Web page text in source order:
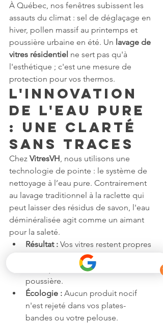
À Québec, nos fenêtres subissent les
assauts du climat : sel de déglaçage en
hiver, pollen massif au printemps et
poussière urbaine en été. Un lavage de
vitres résidentiel ne sert pas qu'à
l'esthétique ; c'est une mesure de
protection pour vos thermos.
L'innovation
de l'eau pure
: Une clarté
sans traces
Chez VitresVH, nous utilisons une
technologie de pointe : le système de
nettoyage à l’eau pure. Contrairement
au lavage traditionnel à la raclette qui
peut laisser des résidus de savon, l'eau
déminéralisée agit comme un aimant
pour la saleté.
Résultat : Vos vitres restent propres
plus longtemps car aucun film
chimique ne vient attirer la
poussière.
Écologie : Aucun produit nocif
n'est rejeté dans vos plates-
bandes ou votre pelouse.